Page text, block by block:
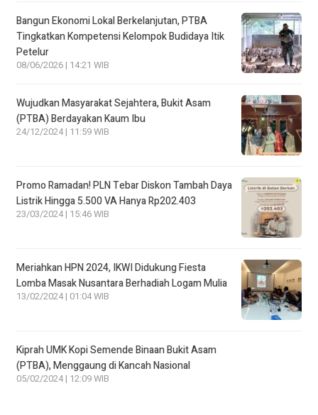
Bangun Ekonomi Lokal Berkelanjutan, PTBA
Tingkatkan Kompetensi Kelompok Budidaya Itik
Petelur
08/06/2026 | 14:21 WIB
Wujudkan Masyarakat Sejahtera, Bukit Asam
(PTBA) Berdayakan Kaum Ibu
24/12/2024 | 11:59 WIB
Promo Ramadan! PLN Tebar Diskon Tambah Daya
Listrik Hingga 5.500 VA Hanya Rp202.403
23/03/2024 | 15:46 WIB
Meriahkan HPN 2024, IKWI Didukung Fiesta
Lomba Masak Nusantara Berhadiah Logam Mulia
13/02/2024 | 01:04 WIB
Kiprah UMK Kopi Semende Binaan Bukit Asam
(PTBA), Menggaung di Kancah Nasional
05/02/2024 | 12:09 WIB